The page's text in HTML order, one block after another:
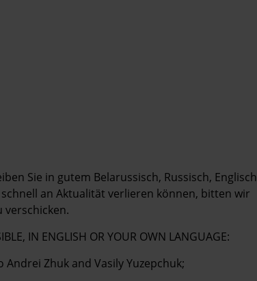
Sie in gutem Belarussisch, Russisch, Englisch
an Aktualität verlieren können, bitten wir
verschicken.
IN ENGLISH OR YOUR OWN LANGUAGE:
Zhuk and Vasily Yuzepchuk;